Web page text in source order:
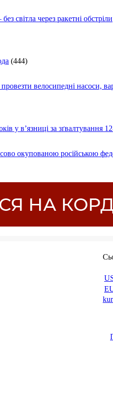
світла через ракетні обстріли
(444)
велосипедні насоси,
у в’язниці за зґвалтування
окупованою російською